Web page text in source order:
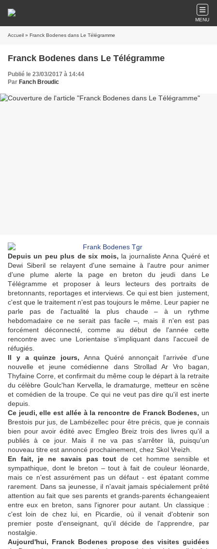
MENU
Accueil » Franck Bodenes dans Le Télégramme
Franck Bodenes dans Le Télégramme
Publié le 23/03/2017 à 14:44
Par Fanch Broudic
Depuis un peu plus de six mois, la journaliste Anna Quéré et
Dewi Siberil se relayent d'une semaine à l'autre pour animer
d'une plume alerte la page en breton du jeudi dans Le
Télégramme et proposer à leurs lecteurs des portraits de
bretonnants, reportages et interviews. Ce qui est bien justement,
c'est que le traitement n'est pas toujours le même. Leur papier ne
parle pas de l'actualité la plus chaude – à un rythme
hebdomadaire ce ne serait pas facile –, mais il n'en est pas
forcément déconnecté, comme au début de l'année cette
rencontre avec une Lorientaise s'impliquant dans l'accueil de
réfugiés.
Il y a quinze jours, Anna Quéré annonçait l'arrivée d'une
nouvelle et jeune comédienne dans Strollad Ar Vro bagan,
Thyfaine Corre, et confirmait du même coup le départ à la retraite
du célèbre Goulc'han Kervella, le dramaturge, metteur en scène
et comédien de la troupe. Ce qui ne veut pas dire qu'il est inerte
depuis.
Ce jeudi, elle est allée à la rencontre de Franck Bodenes, un
Brestois pur jus, de Lambézellec pour être précis, que je connais
bien pour avoir édité avec Emgleo Breiz trois des livres qu'il a
publiés à ce jour. Mais il ne va pas s'arrêter là, puisqu'un
nouveau titre est annoncé prochainement, chez Skol Vreizh.
En fait, je ne savais pas tout de cet homme sensible et
sympathique, dont le breton – tout à fait de couleur léonarde,
mais ce n'est assurément pas un défaut - est épatant comme
rarement. Dans sa jeunesse, il n'avait jamais spécialement prêté
attention au fait que ses parents et grands-parents échangeaient
entre eux en breton, sans l'ignorer pour autant. Un classique :
c'est loin de chez lui, en Picardie, où il venait d'obtenir son
premier poste d'enseignant, qu'il décide de l'apprendre, par
nostalgie.
Aujourd'hui, Franck Bodenes propose des visites guidées